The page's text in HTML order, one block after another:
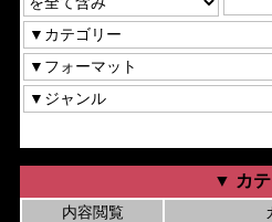
▼ カテ
内容閲覧